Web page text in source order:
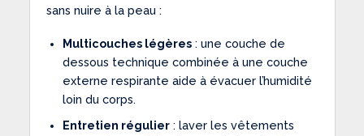
sans nuire à la peau :
Multicouches légères: une couche de
dessous technique combinée à une couche
externe respirante aide à évacuer l’humidité
loin du corps.
Entretien régulier: laver les vêtements